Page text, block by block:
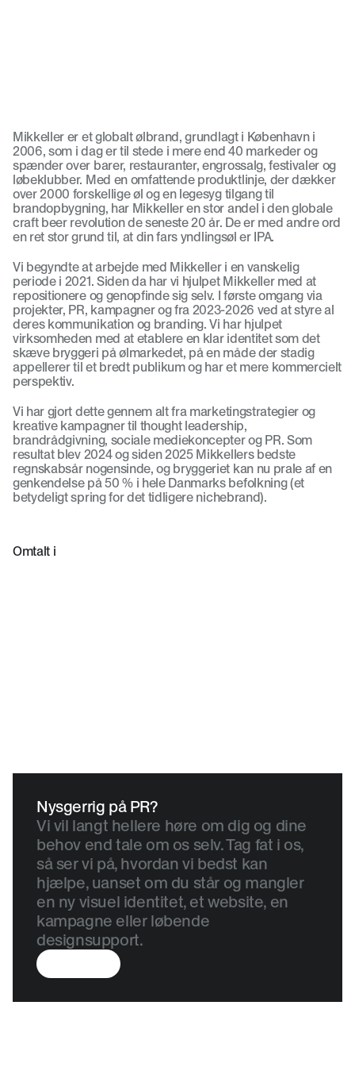
Mikkeller er et globalt ølbrand, grundlagt i København i
2006, som i dag er til stede i mere end 40 markeder og
spænder over barer, restauranter, engrossalg, festivaler og
løbeklubber. Med en omfattende produktlinje, der dækker
over 2000 forskellige øl og en legesyg tilgang til
brandopbygning, har Mikkeller en stor andel i den globale
craft beer revolution de seneste 20 år. De er med andre ord
en ret stor grund til, at din fars yndlingsøl er IPA.
Vi begyndte at arbejde med Mikkeller i en vanskelig
periode i 2021. Siden da har vi hjulpet Mikkeller med at
repositionere og genopfinde sig selv. I første omgang via
projekter, PR, kampagner og fra 2023-2026 ved at styre al
deres kommunikation og branding. Vi har hjulpet
virksomheden med at etablere en klar identitet som det
skæve bryggeri på ølmarkedet, på en måde der stadig
appellerer til et bredt publikum og har et mere kommercielt
perspektiv.
Vi har gjort dette gennem alt fra marketingstrategier og
kreative kampagner til thought leadership,
brandrådgivning, sociale mediekoncepter og PR. Som
resultat blev 2024 og siden 2025 Mikkellers bedste
regnskabsår nogensinde, og bryggeriet kan nu prale af en
genkendelse på 50 % i hele Danmarks befolkning (et
betydeligt spring for det tidligere nichebrand).
Omtalt i
Nysgerrig på PR?
Vi vil langt hellere høre om dig og dine
behov end tale om os selv. Tag fat i os,
så ser vi på, hvordan vi bedst kan
hjælpe, uanset om du står og mangler
en ny visuel identitet, et website, en
kampagne eller løbende
designsupport.